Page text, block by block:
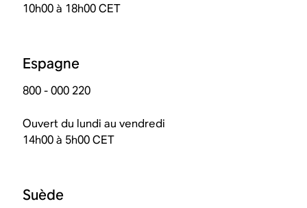
10h00 à 18h00 CET
Espagne
800 - 000 220
Ouvert du lundi au vendredi
14h00 à 5h00 CET
Suède